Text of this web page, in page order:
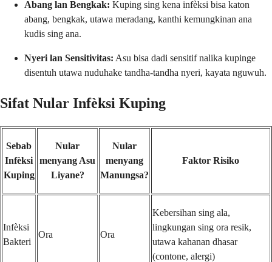
Abang lan Bengkak: Kuping sing kena infèksi bisa katon
abang, bengkak, utawa meradang, kanthi kemungkinan ana
kudis sing ana.
Nyeri lan Sensitivitas: Asu bisa dadi sensitif nalika kupinge
disentuh utawa nuduhake tandha-tandha nyeri, kayata nguwuh.
Sifat Nular Infèksi Kuping
Sebab
Infèksi
Kuping
Nular
menyang Asu
Liyane?
Nular
menyang
Manungsa?
Faktor Risiko
Infèksi
Bakteri
Ora Ora
Kebersihan sing ala,
lingkungan sing ora resik,
utawa kahanan dhasar
(contone, alergi)